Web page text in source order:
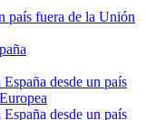
país fuera de la Unión
España desde un país
España desde un país